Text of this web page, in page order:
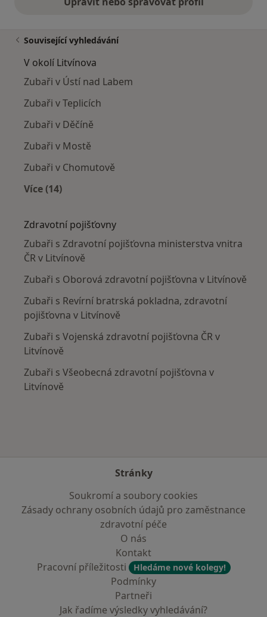
Související vyhledávání
V okolí Litvínova
Zubaři v Ústí nad Labem
Zubaři v Teplicích
Zubaři v Děčíně
Zubaři v Mostě
Zubaři v Chomutově
Více (14)
Zdravotní pojišťovny
Zubaři s Zdravotní pojišťovna ministerstva vnitra
ČR v Litvínově
Zubaři s Oborová zdravotní pojišťovna v Litvínově
Zubaři s Revírní bratrská pokladna, zdravotní
pojišťovna v Litvínově
Zubaři s Vojenská zdravotní pojišťovna ČR v
Litvínově
Zubaři s Všeobecná zdravotní pojišťovna v
Litvínově
Stránky
Soukromí a soubory cookies
Zásady ochrany osobních údajů pro zaměstnance
zdravotní péče
O nás
Kontakt
Pracovní příležitosti
Hledáme nové kolegy!
Podmínky
Partneři
Jak řadíme výsledky vyhledávání?